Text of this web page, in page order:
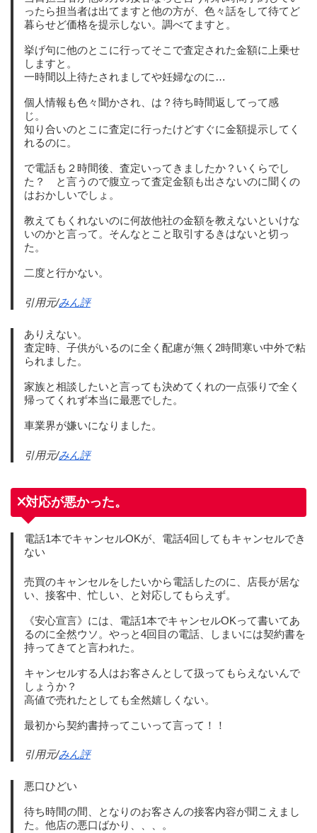
ったら担当者は出てますと他の方が、色々話をして待てど
暮らせど価格を提示しない。調べてますと。
挙げ句に他のとこに行ってそこで査定された金額に上乗せ
しますと。
一時間以上待たされましてや妊婦なのに…
個人情報も色々聞かされ、は？待ち時間返してって感
じ。
知り合いのとこに査定に行ったけどすぐに金額提示してく
れるのに。
で電話も２時間後、査定いってきましたか？いくらでし
た？ と言うので腹立って査定金額も出さないのに聞くの
はおかしいでしょ。
教えてもくれないのに何故他社の金額を教えないといけな
いのかと言って。そんなとこと取引するきはないと切っ
た。
二度と行かない。
引用元/みん評
ありえない。
査定時、子供がいるのに全く配慮が無く2時間寒い中外で粘
られました。
家族と相談したいと言っても決めてくれの一点張りで全く
帰ってくれず本当に最悪でした。
車業界が嫌いになりました。
引用元/みん評
対応が悪かった。
電話1本でキャンセルOKが、電話4回してもキャンセルでき
ない
売買のキャンセルをしたいから電話したのに、店長が居な
い、接客中、忙しい、と対応してもらえず。
《安心宣言》には、電話1本でキャンセルOKって書いてあ
るのに全然ウソ。やっと4回目の電話、しまいには契約書を
持ってきてと言われた。
キャンセルする人はお客さんとして扱ってもらえないんで
しょうか？
高値で売れたとしても全然嬉しくない。
最初から契約書持ってこいって言って！！
引用元/みん評
悪口ひどい
待ち時間の間、となりのお客さんの接客内容が聞こえまし
た。他店の悪口ばかり、、、。